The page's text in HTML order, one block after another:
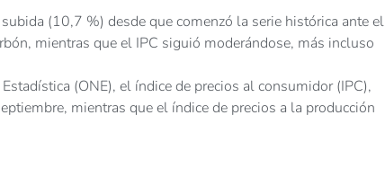
(10,7 %) desde que comenzó la serie histórica ante el
mientras que el IPC siguió moderándose, más incluso
(ONE), el índice de precios al consumidor (IPC),
mientras que el índice de precios a la producción